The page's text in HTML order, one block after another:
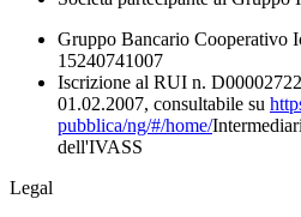
Gruppo Bancario Cooperativo
15240741007
Iscrizione al RUI n.
01.02.2007, consultabile su
pubblica/ng/#/home/
dell'IVASS
Legal